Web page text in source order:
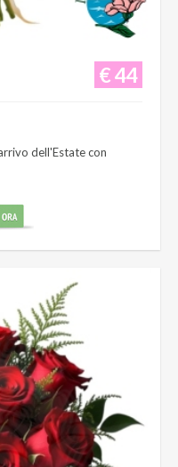
€ 44
dell'Estate con